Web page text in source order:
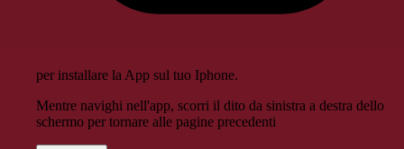
per installare la App sul tuo Iphone.
Mentre navighi nell'app, scorri il dito da sinistra a destra dello
schermo per tornare alle pagine precedenti